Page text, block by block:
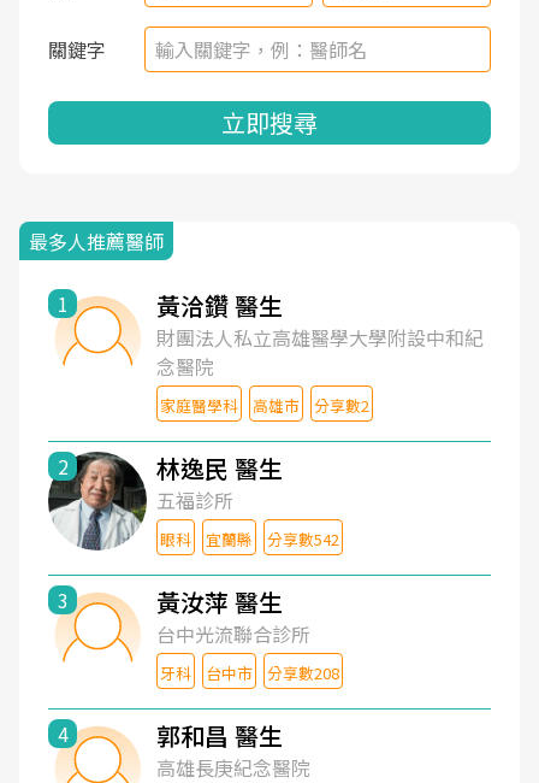
關鍵字
立即搜尋
最多人推薦醫師
1 黃洽鑽 醫生
財團法人私立高雄醫學大學附設中和紀
念醫院
家庭醫學科 高雄市 分享數2
2 林逸民 醫生
五福診所
眼科 宜蘭縣 分享數542
3 黃汝萍 醫生
台中光流聯合診所
牙科 台中市 分享數208
4 郭和昌 醫生
高雄長庚紀念醫院